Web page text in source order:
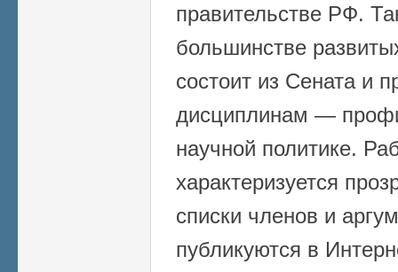
правительстве РФ.
большинстве
состоит из Сената и
дисциплинам —
научной политике.
характеризуется
списки членов и
публикуются в